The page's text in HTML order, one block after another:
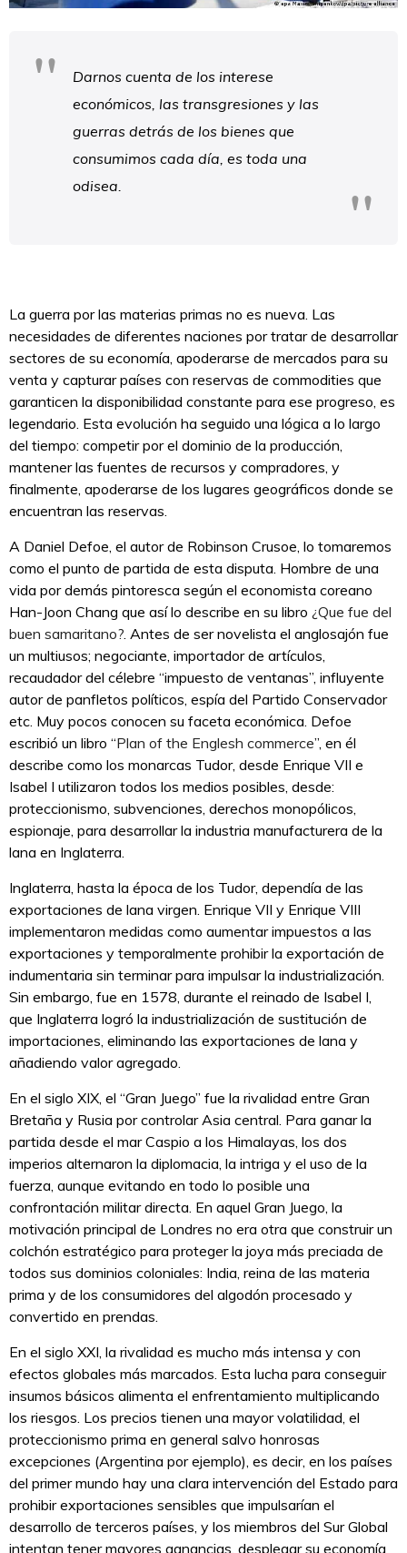
Darnos cuenta de los interese
económicos, las transgresiones y las
guerras detrás de los bienes que
consumimos cada día, es toda una
odisea.
La guerra por las materias primas no es nueva. Las
necesidades de diferentes naciones por tratar de desarrollar
sectores de su economía, apoderarse de mercados para su
venta y capturar países con reservas de commodities que
garanticen la disponibilidad constante para ese progreso, es
legendario. Esta evolución ha seguido una lógica a lo largo
del tiempo: competir por el dominio de la producción,
mantener las fuentes de recursos y compradores, y
finalmente, apoderarse de los lugares geográficos donde se
encuentran las reservas.
A Daniel Defoe, el autor de Robinson Crusoe, lo tomaremos
como el punto de partida de esta disputa. Hombre de una
vida por demás pintoresca según el economista coreano
Han-Joon Chang que así lo describe en su libro ¿Que fue del
buen samaritano? . Antes de ser novelista el anglosajón fue
un multiusos; negociante, importador de artículos,
recaudador del célebre “impuesto de ventanas”, influyente
autor de panfletos políticos, espía del Partido Conservador
etc. Muy pocos conocen su faceta económica. Defoe
escribió un libro “Plan of the Englesh commerce”, en él
describe como los monarcas Tudor, desde Enrique VII e
Isabel I utilizaron todos los medios posibles, desde:
proteccionismo, subvenciones, derechos monopólicos,
espionaje, para desarrollar la industria manufacturera de la
lana en Inglaterra.
Inglaterra, hasta la época de los Tudor, dependía de las
exportaciones de lana virgen. Enrique VII y Enrique VIII
implementaron medidas como aumentar impuestos a las
exportaciones y temporalmente prohibir la exportación de
indumentaria sin terminar para impulsar la industrialización.
Sin embargo, fue en 1578, durante el reinado de Isabel I,
que Inglaterra logró la industrialización de sustitución de
importaciones, eliminando las exportaciones de lana y
añadiendo valor agregado.
En el siglo XIX, el “Gran Juego” fue la rivalidad entre Gran
Bretaña y Rusia por controlar Asia central. Para ganar la
partida desde el mar Caspio a los Himalayas, los dos
imperios alternaron la diplomacia, la intriga y el uso de la
fuerza, aunque evitando en todo lo posible una
confrontación militar directa. En aquel Gran Juego, la
motivación principal de Londres no era otra que construir un
colchón estratégico para proteger la joya más preciada de
todos sus dominios coloniales: India, reina de las materia
prima y de los consumidores del algodón procesado y
convertido en prendas.
En el siglo XXI, la rivalidad es mucho más intensa y con
efectos globales más marcados. Esta lucha para conseguir
insumos básicos alimenta el enfrentamiento multiplicando
los riesgos. Los precios tienen una mayor volatilidad, el
proteccionismo prima en general salvo honrosas
excepciones (Argentina por ejemplo), es decir, en los países
del primer mundo hay una clara intervención del Estado para
prohibir exportaciones sensibles que impulsarían el
desarrollo de terceros países, y los miembros del Sur Global
intentan tener mayores ganancias, desplegar su economía